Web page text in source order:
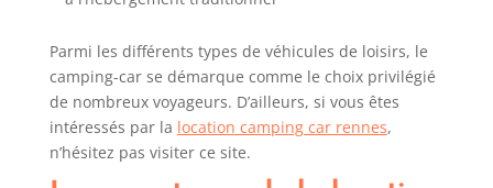
Parmi les différents types de véhicules de loisirs, le
camping-car se démarque comme le choix privilégié
de nombreux voyageurs. D’ailleurs, si vous êtes
intéressés par la location camping car rennes,
n’hésitez pas visiter ce site.